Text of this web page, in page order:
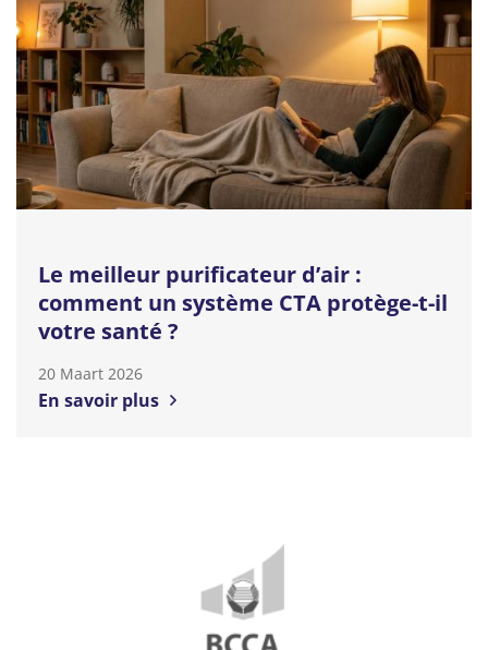
Le meilleur purificateur d’air :
comment un système CTA protège-t-il
votre santé ?
20 Maart 2026
En savoir plus